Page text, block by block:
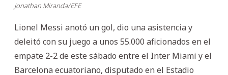
Jonathan Miranda/EFE
Lionel Messi anotó un gol, dio una asistencia y
deleitó con su juego a unos 55.000 aficionados en el
empate 2-2 de este sábado entre el Inter Miami y el
Barcelona ecuatoriano, disputado en el Estadio